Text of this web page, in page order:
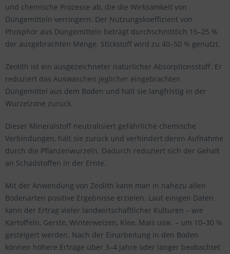
und chemische Prozesse ab, die die Wirksamkeit von
Düngemitteln verringern: Der Nutzungskoeffizient von
Phosphor aus Düngemitteln beträgt durchschnittlich 15–25 %
der ausgebrachten Menge. Stickstoff wird zu 40–50 % genutzt.
Zeolith ist ein ausgezeichneter natürlicher Absorptionsstoff. Er
reduziert das Auswaschen jeglicher eingebrachten
Düngemittel aus dem Boden und hält sie langfristig in der
Wurzelzone zurück.
Dieser Mineralstoff neutralisiert gefährliche chemische
Verbindungen, hält sie zurück und verhindert deren Aufnahme
durch die Pflanzenwurzeln. Dadurch reduziert sich der Gehalt
an Schadstoffen in der Ernte.
Mit der Anwendung von Zeolith kann man in nahezu allen
Bodenarten positive Ergebnisse erzielen. Laut einigen Daten
kann der Ertrag vieler landwirtschaftlicher Kulturen – wie
Kartoffeln, Gerste, Winterweizen, Klee, Mais usw. – um 10–30 %
gesteigert werden. Nach der Einarbeitung in den Boden
können höhere Erträge über 3–4 Jahre oder länger beobachtet